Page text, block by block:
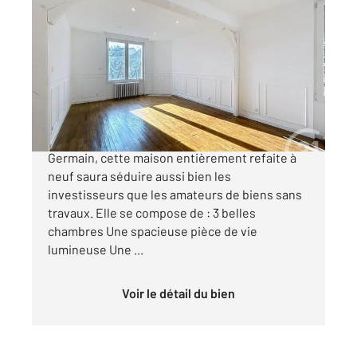
ST GERMAIN 10
94,04 m
Ref : 71500
Maison à vendre
216 000 €
Idéalement située sur la commune de Saint-
Germain, cette maison entièrement refaite à
neuf saura séduire aussi bien les
investisseurs que les amateurs de biens sans
travaux. Elle se compose de : 3 belles
chambres Une spacieuse pièce de vie
lumineuse Une ...
Voir le détail du bien